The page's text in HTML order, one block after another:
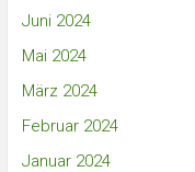
Juni 2024
Mai 2024
März 2024
Februar 2024
Januar 2024